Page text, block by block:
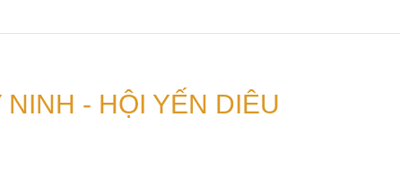
NINH - HỘI YẾN DIÊU